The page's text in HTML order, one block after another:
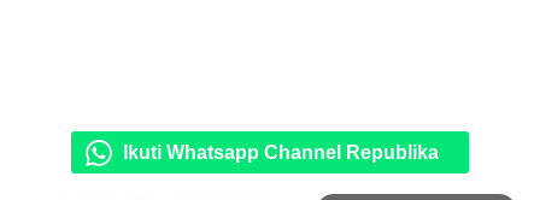
Ikuti Whatsapp Channel Republika